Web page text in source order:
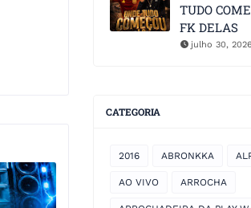
TUDO
FK DELAS
julho 30, 2026
CATEGORIA
2016 ABRONKKA
AO VIVO ARROCHA